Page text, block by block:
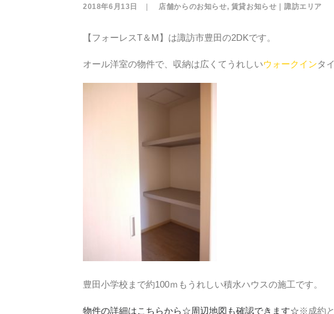
2018年6月13日 店舗からのお知らせ, 賃貸お知らせ｜諏訪エリア
【フォーレスT＆M】は諏訪市豊田の2DKです。
オール洋室の物件で、収納は広くてうれしいウォークインタ
豊田小学校まで約100ｍもうれしい積水ハウスの施工です。
物件の詳細はこちらから☆周辺地図も確認できます☆※成約